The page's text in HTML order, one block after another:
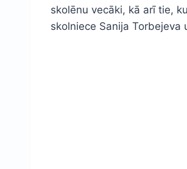
skolēnu vecāki, kā arī tie,
skolniece Sanija